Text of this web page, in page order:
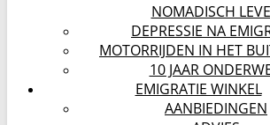
NOMADISCH
DEPRESSIE NA
MOTORRIJDEN IN HET
10 JAAR
EMIGRATIE WINKEL
AANBIEDINGEN